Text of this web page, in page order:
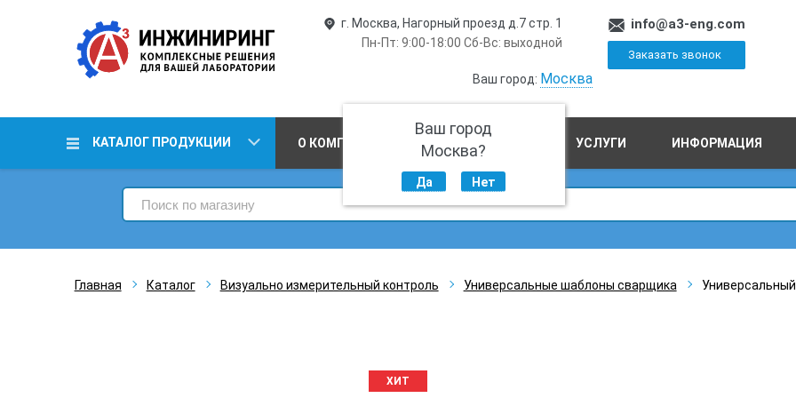
г. Москва, Нагорный проезд д.7 стр. 1
Пн-Пт: 9:00-18:00 Сб-Вс: выходной
Ваш город: Москва
Ваш город
Москва?
Да Нет
info@a3-eng.com
Заказать звонок
КАТАЛОГ ПРОДУКЦИИ О КОМПАНИИ ПРОИЗВОДСТВО УСЛУГИ ИНФОРМАЦИЯ
Главная Каталог Визуально измерительный контроль Универсальные шаблоны сварщика
ХИТ